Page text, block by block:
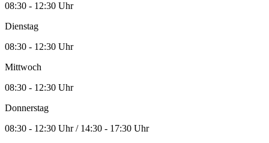
08:30 - 12:30 Uhr
Dienstag
08:30 - 12:30 Uhr
Mittwoch
08:30 - 12:30 Uhr
Donnerstag
08:30 - 12:30 Uhr / 14:30 - 17:30 Uhr